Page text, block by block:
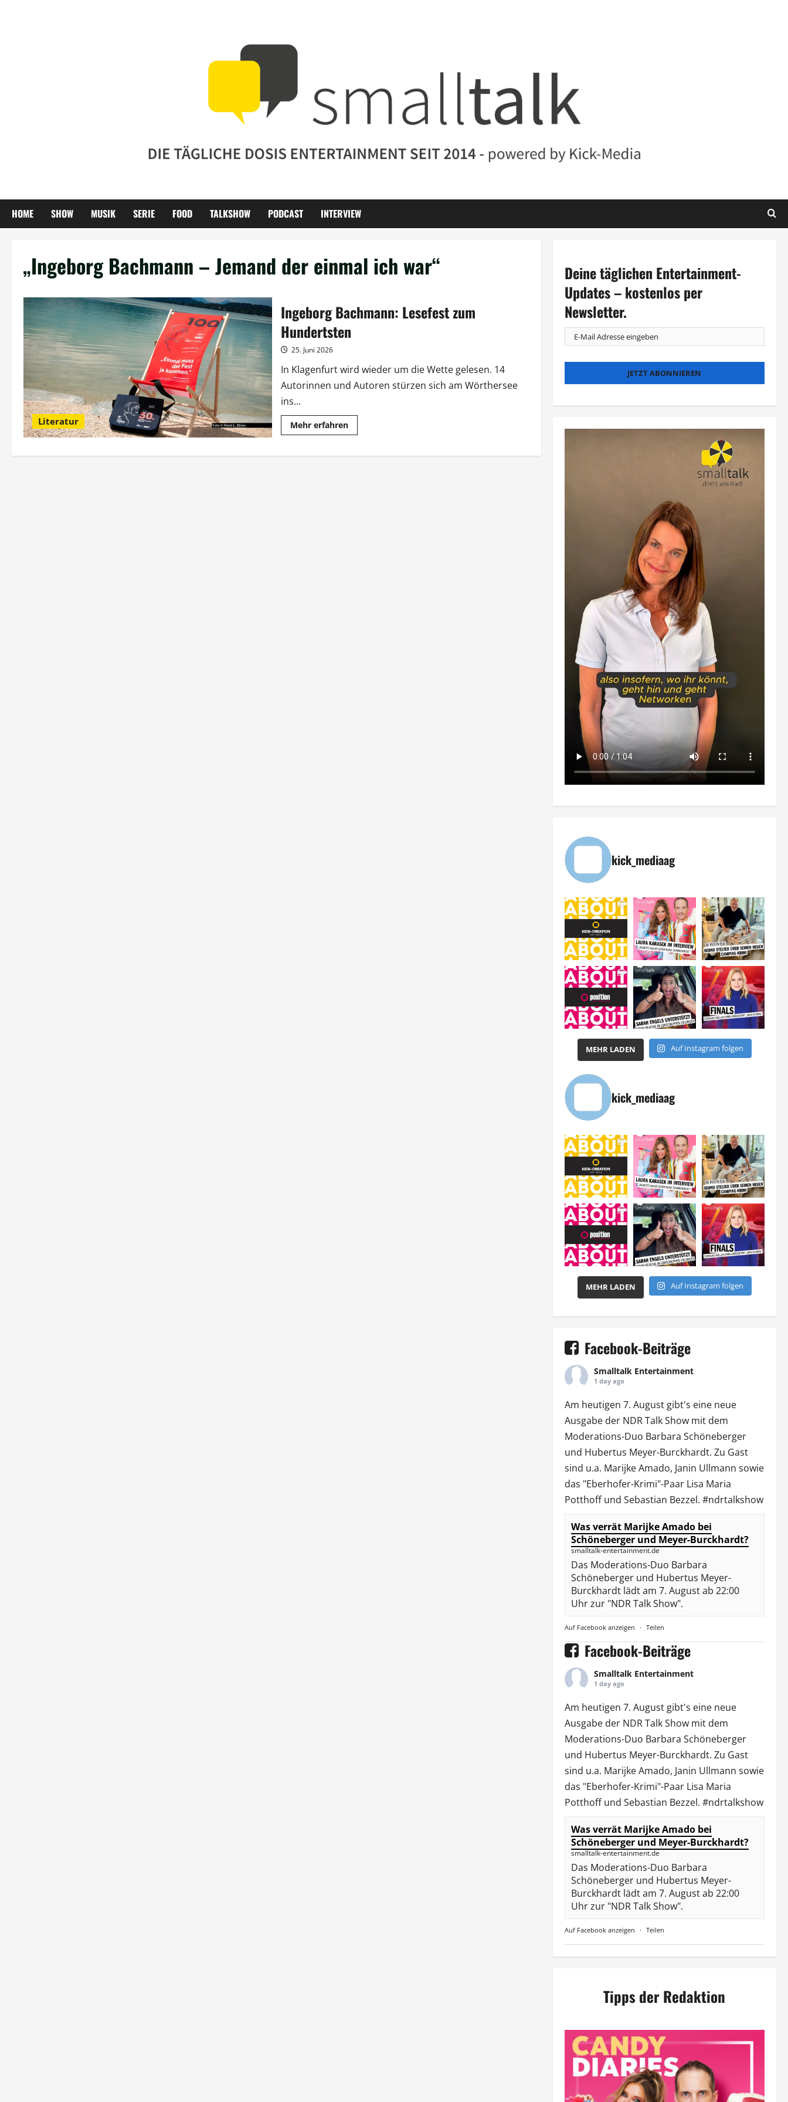
HOME SHOW MUSIK SERIE FOOD TALKSHOW PODCAST INTERVIEW
„Ingeborg Bachmann – Jemand der einmal ich war“
Literatur
Ingeborg Bachmann: Lesefest zum
Hundertsten
25. Juni 2026
In Klagenfurt wird wieder um die Wette gelesen. 14
Autorinnen und Autoren stürzen sich am Wörthersee
ins...
Mehr erfahrenMehr
Informationen
Bachmann:
Deine täglichen Entertainment-
Updates – kostenlos per
Newsletter.
kick_mediaag
MEHR LADEN Auf Instagram folgen
kick_mediaag
MEHR LADEN Auf Instagram folgen
Facebook-Beiträge
Smalltalk Entertainment
1 day ago
Am heutigen 7. August gibt's eine neue
Ausgabe der NDR Talk Showmit dem
Moderations-Duo Barbara Schöneberger
und Hubertus Meyer-Burckhardt. Zu Gast
sind u.a. Marijke Amado, Janin Ullmann sowie
das "Eberhofer-Krimi"-Paar Lisa Maria
Potthoff und Sebastian Bezzel. #ndrtalkshow
Was verrät Marijke Amado bei
Schöneberger und Meyer-Burckhardt?
smalltalk-entertainment.de
Das Moderations-Duo Barbara
Schöneberger und Hubertus Meyer-
Burckhardt lädt am 7. August ab 22:00
Uhr zur "NDR Talk Show".
Auf Facebook anzeigen · Teilen
Facebook-Beiträge
Smalltalk Entertainment
1 day ago
Am heutigen 7. August gibt's eine neue
Ausgabe der NDR Talk Showmit dem
Moderations-Duo Barbara Schöneberger
und Hubertus Meyer-Burckhardt. Zu Gast
sind u.a. Marijke Amado, Janin Ullmann sowie
das "Eberhofer-Krimi"-Paar Lisa Maria
Potthoff und Sebastian Bezzel. #ndrtalkshow
Was verrät Marijke Amado bei
Schöneberger und Meyer-Burckhardt?
smalltalk-entertainment.de
Das Moderations-Duo Barbara
Schöneberger und Hubertus Meyer-
Burckhardt lädt am 7. August ab 22:00
Uhr zur "NDR Talk Show".
Auf Facebook anzeigen · Teilen
Tipps der Redaktion